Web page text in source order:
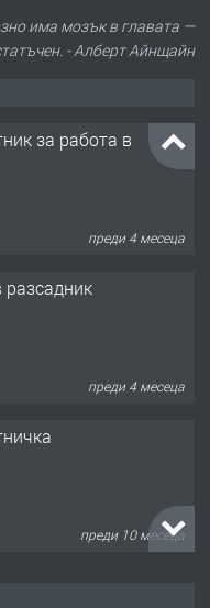
има мозък в главата —
- Алберт Айнщайн
за работа в
преди 4 месеца
разсадник
преди 4 месеца
преди 10 месеца